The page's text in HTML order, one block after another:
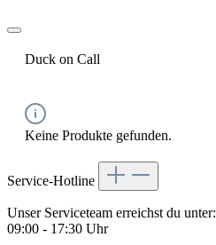
Duck on Call
Keine Produkte gefunden.
Service-Hotline
Unser Serviceteam erreichst du unter:
09:00 - 17:30 Uhr